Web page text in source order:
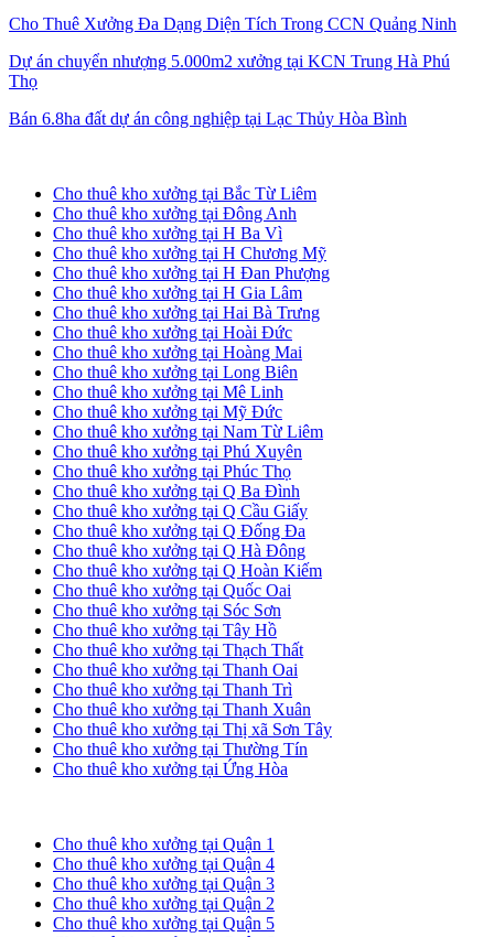
Cho Thuê Xưởng Đa Dạng Diện Tích Trong CCN Quảng Ninh
Dự án chuyển nhượng 5.000m2 xưởng tại KCN Trung Hà Phú
Thọ
Bán 6.8ha đất dự án công nghiệp tại Lạc Thủy Hòa Bình
Cho thuê kho xưởng tại Bắc Từ Liêm
Cho thuê kho xưởng tại Đông Anh
Cho thuê kho xưởng tại H Ba Vì
Cho thuê kho xưởng tại H Chương Mỹ
Cho thuê kho xưởng tại H Đan Phượng
Cho thuê kho xưởng tại H Gia Lâm
Cho thuê kho xưởng tại Hai Bà Trưng
Cho thuê kho xưởng tại Hoài Đức
Cho thuê kho xưởng tại Hoàng Mai
Cho thuê kho xưởng tại Long Biên
Cho thuê kho xưởng tại Mê Linh
Cho thuê kho xưởng tại Mỹ Đức
Cho thuê kho xưởng tại Nam Từ Liêm
Cho thuê kho xưởng tại Phú Xuyên
Cho thuê kho xưởng tại Phúc Thọ
Cho thuê kho xưởng tại Q Ba Đình
Cho thuê kho xưởng tại Q Cầu Giấy
Cho thuê kho xưởng tại Q Đống Đa
Cho thuê kho xưởng tại Q Hà Đông
Cho thuê kho xưởng tại Q Hoàn Kiếm
Cho thuê kho xưởng tại Quốc Oai
Cho thuê kho xưởng tại Sóc Sơn
Cho thuê kho xưởng tại Tây Hồ
Cho thuê kho xưởng tại Thạch Thất
Cho thuê kho xưởng tại Thanh Oai
Cho thuê kho xưởng tại Thanh Trì
Cho thuê kho xưởng tại Thanh Xuân
Cho thuê kho xưởng tại Thị xã Sơn Tây
Cho thuê kho xưởng tại Thường Tín
Cho thuê kho xưởng tại Ứng Hòa
Cho thuê kho xưởng tại Quận 1
Cho thuê kho xưởng tại Quận 4
Cho thuê kho xưởng tại Quận 3
Cho thuê kho xưởng tại Quận 2
Cho thuê kho xưởng tại Quận 5